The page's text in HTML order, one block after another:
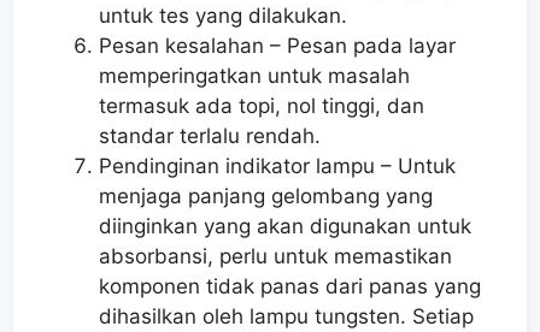
untuk tes yang dilakukan.
Pesan kesalahan – Pesan pada layar
memperingatkan untuk masalah
termasuk ada topi, nol tinggi, dan
standar terlalu rendah.
Pendinginan indikator lampu – Untuk
menjaga panjang gelombang yang
diinginkan yang akan digunakan untuk
absorbansi, perlu untuk memastikan
komponen tidak panas dari panas yang
dihasilkan oleh lampu tungsten. Setiap